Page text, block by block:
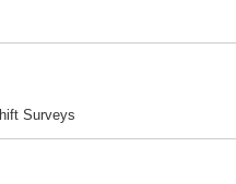
Surveys